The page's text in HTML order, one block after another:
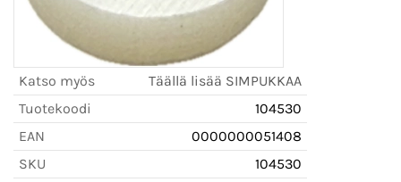
Katso myös
Täällä lisää SIMPUKKAA
Tuotekoodi
104530
EAN
0000000051408
SKU
104530